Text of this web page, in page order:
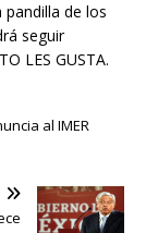
de los
seguir
LES GUSTA.
al IMER